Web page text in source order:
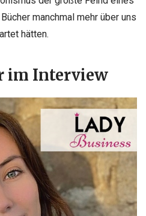
manchmal mehr über uns
hätten.
im Interview